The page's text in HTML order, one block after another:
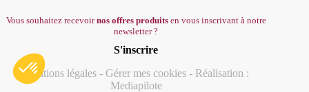
Vous souhaitez recevoirnos offres produitsen vous inscrivant à notre
newsletter ?
S'inscrire
Mentions légales- Gérer mes cookies- Réalisation :
Mediapilote